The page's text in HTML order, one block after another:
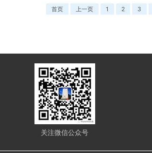
首页 上一页 1 2 3
关注微信公众号